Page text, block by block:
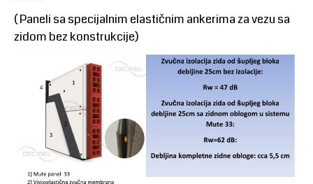
( Paneli sa specijalnim elastičnim ankerima za vezu sa
zidom bez konstrukcije)